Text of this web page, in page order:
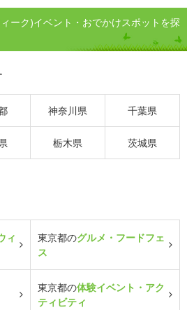
ーク)イベント・おでかけスポットを探
神奈川県 千葉県
栃木県 茨城県
ィ
東京都のグルメ・フードフェ
ス
東京都の体験イベント・アク
ティビティ